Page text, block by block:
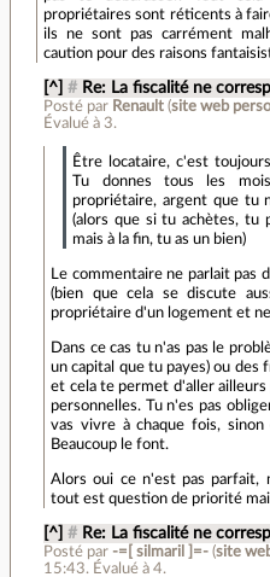
propriétaires sont réticents à
ils ne sont pas carrément
caution pour des raisons
[^] # Re: La fiscalité ne
Posté par Renault (site web
Évalué à 3.
Être locataire, c'est
Tu donnes tous les
propriétaire, argent que tu
(alors que si tu achètes, tu
mais à la fin, tu as un bien)
Le commentaire ne parlait
(bien que cela se discute
propriétaire d'un logement et
Dans ce cas tu n'as pas le
un capital que tu payes) ou des
et cela te permet d'aller
personnelles. Tu n'es pas
vas vivre à chaque fois,
Beaucoup le font.
Alors oui ce n'est pas parfait,
tout est question de priorité
[^] # Re: La fiscalité ne
Posté par -=[ silmaril ]=- (site
15:43. Évalué à4.